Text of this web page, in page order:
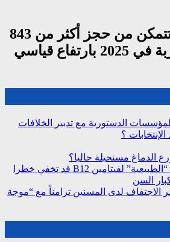
تقرير: الجمارك تتمكن من حجز أكثر من 843
ألف سيجارة مهربة في 2025 بارتفاع قياسي
الدستورية مع تدبير الخلافات
؟
الدماغ مستحيلة حاليا؟
دراسة: المستويات “الطبيعية” لفيتامين B12 قد تخفي خطرا
السن
لدى المسنين تزامناً مع “موجة